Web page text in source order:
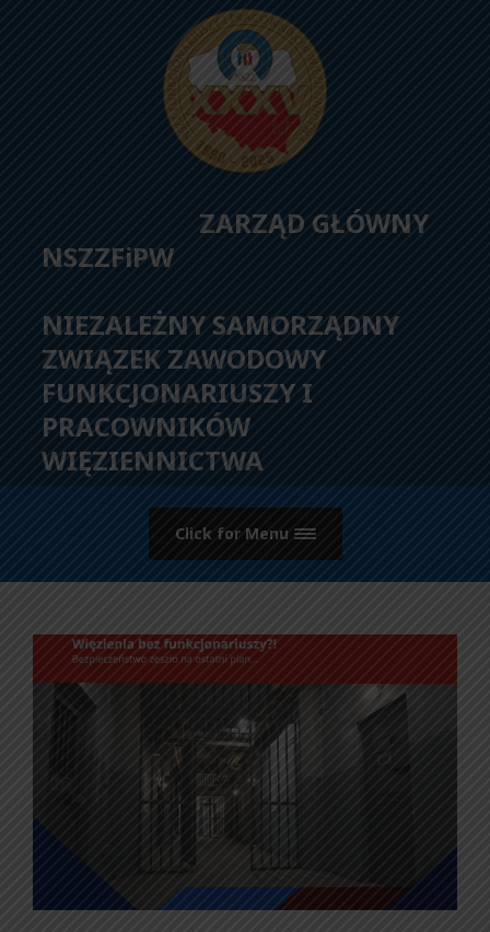
ZARZĄD GŁÓWNY
NSZZFiPW
NIEZALEŻNY SAMORZĄDNY
ZWIĄZEK ZAWODOWY
FUNKCJONARIUSZY I
PRACOWNIKÓW
WIĘZIENNICTWA
Click for Menu